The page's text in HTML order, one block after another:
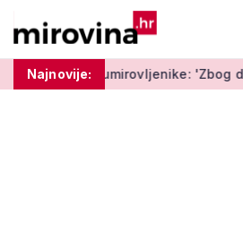
Najnovije:'Zbog